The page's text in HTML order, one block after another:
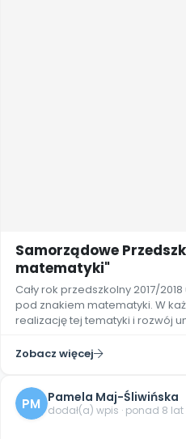
Samorządowe
matematyki"
Cały rok przedszkolny 2017/
pod znakiem matematyki. W
realizację tej tematyki i rozwój
Zobacz więcej
PM Pamela Maj-Śliwińska
dodał(a) wpis · ponad 8